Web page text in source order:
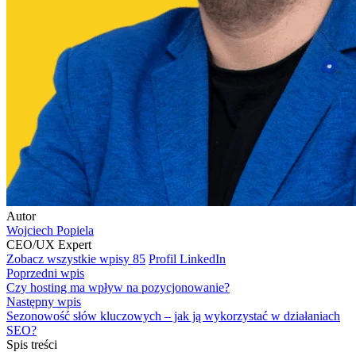
Autor
Wojciech Popiela
CEO/UX Expert
Zobacz wszystkie wpisy 85 Profil LinkedIn
Poprzedni wpis
Czy hosting ma wpływ na pozycjonowanie?
Następny wpis
Sezonowość słów kluczowych – jak ją wykorzystać w działaniach
SEO?
Spis treści